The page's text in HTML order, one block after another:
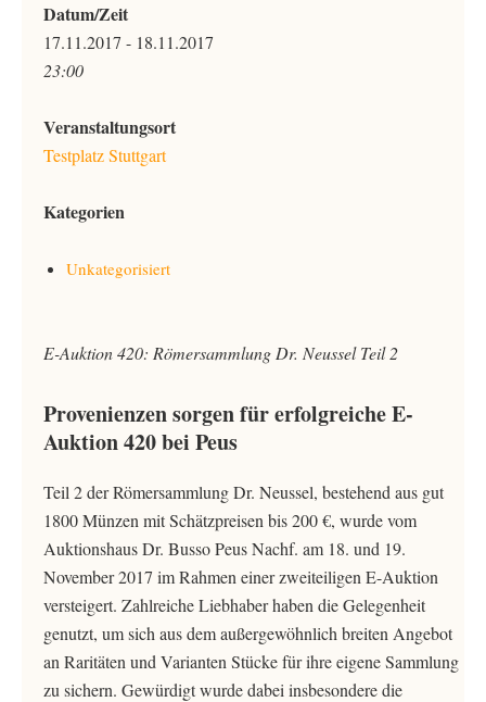
Datum/Zeit
17.11.2017 - 18.11.2017
23:00
Veranstaltungsort
Testplatz Stuttgart
Kategorien
Unkategorisiert
E-Auktion 420: Römersammlung Dr. Neussel Teil 2
Provenienzen sorgen für erfolgreiche E-
Auktion 420 bei Peus
Teil 2 der Römersammlung Dr. Neussel, bestehend aus gut
1800 Münzen mit Schätzpreisen bis 200 €, wurde vom
Auktionshaus Dr. Busso Peus Nachf. am 18. und 19.
November 2017 im Rahmen einer zweiteiligen E-Auktion
versteigert. Zahlreiche Liebhaber haben die Gelegenheit
genutzt, um sich aus dem außergewöhnlich breiten Angebot
an Raritäten und Varianten Stücke für ihre eigene Sammlung
zu sichern. Gewürdigt wurde dabei insbesondere die